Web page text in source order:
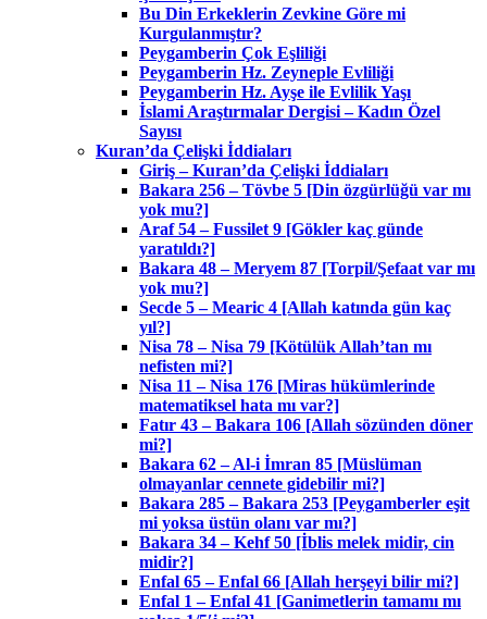
Bu Din Erkeklerin Zevkine Göre mi
Kurgulanmıştır?
Peygamberin Çok Eşliliği
Peygamberin Hz. Zeyneple Evliliği
Peygamberin Hz. Ayşe ile Evlilik Yaşı
İslami Araştırmalar Dergisi – Kadın Özel
Sayısı
Kuran’da Çelişki İddiaları
Giriş – Kuran’da Çelişki İddiaları
Bakara 256 – Tövbe 5 [Din özgürlüğü var mı
yok mu?]
Araf 54 – Fussilet 9 [Gökler kaç günde
yaratıldı?]
Bakara 48 – Meryem 87 [Torpil/Şefaat var mı
yok mu?]
Secde 5 – Mearic 4 [Allah katında gün kaç
yıl?]
Nisa 78 – Nisa 79 [Kötülük Allah’tan mı
nefisten mi?]
Nisa 11 – Nisa 176 [Miras hükümlerinde
matematiksel hata mı var?]
Fatır 43 – Bakara 106 [Allah sözünden döner
mi?]
Bakara 62 – Al-i İmran 85 [Müslüman
olmayanlar cennete gidebilir mi?]
Bakara 285 – Bakara 253 [Peygamberler eşit
mi yoksa üstün olanı var mı?]
Bakara 34 – Kehf 50 [İblis melek midir, cin
midir?]
Enfal 65 – Enfal 66 [Allah herşeyi bilir mi?]
Enfal 1 – Enfal 41 [Ganimetlerin tamamı mı